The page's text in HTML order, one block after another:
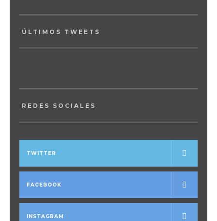
ÚLTIMOS TWEETS
REDES SOCIALES
TWITTER
FACEBOOK
INSTAGRAM